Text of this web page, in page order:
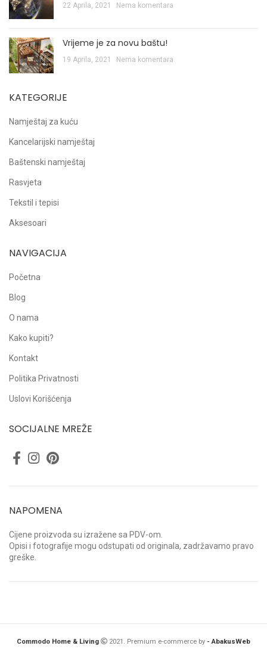
22 Aprila, 2021 Nema komentara
Vrijeme je za novu baštu!
19 Aprila, 2021 Nema komentara
KATEGORIJE
Namještaj za kuću
Kancelarijski namještaj
Baštenski namještaj
Rasvjeta
Tekstil i tepisi
Aksesoari
NAVIGACIJA
Početna
Blog
O nama
Kako kupiti?
Kontakt
Politika Privatnosti
Uslovi Korišćenja
SOCIJALNE MREŽE
NAPOMENA
Cijene proizvoda su izražene sa PDV-om.
Opisi i fotografije mogu odstupati od originala, zadržavamo pravo
greške.
Commodo Home & Living 2021. Premium e-commerce by - AbakusWeb